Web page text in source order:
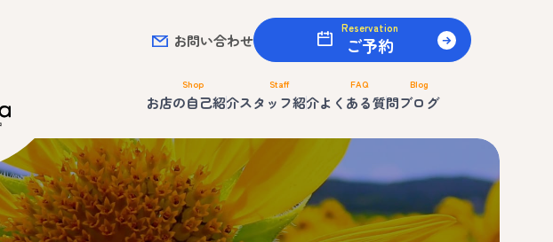
お問い合わせ
Reservation
ご予約
Shop
お店の自己紹介
Staff
スタッフ紹介
FAQ
よくある質問
Blog
ブログ